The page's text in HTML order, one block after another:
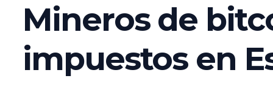
Mineros de
impuestos en